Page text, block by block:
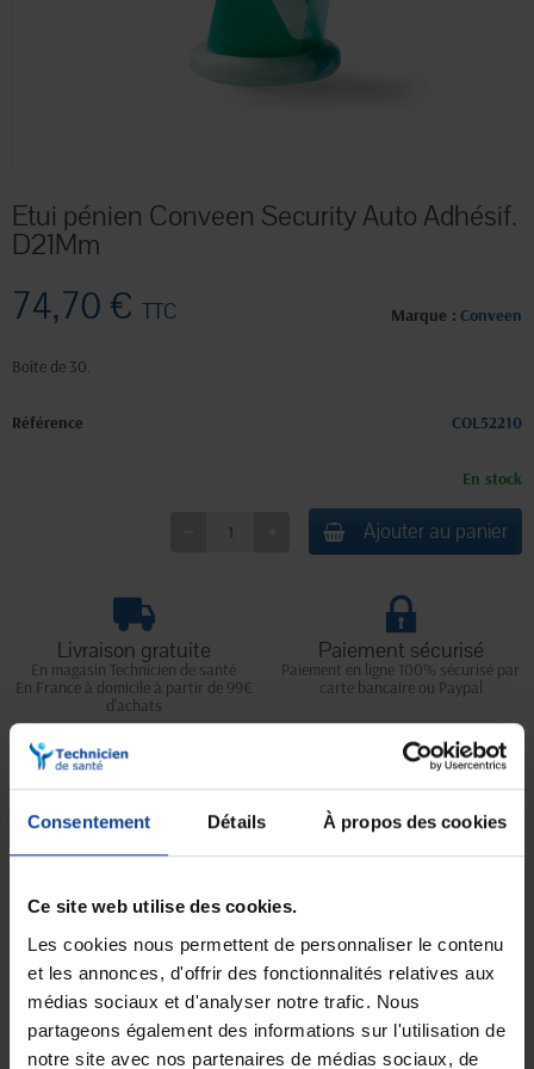
Consentement Détails À propos des cookies
Ce site web utilise des cookies.
Les cookies nous permettent de personnaliser le contenu
et les annonces, d'offrir des fonctionnalités relatives aux
médias sociaux et d'analyser notre trafic. Nous
partageons également des informations sur l'utilisation de
notre site avec nos partenaires de médias sociaux, de
Etui pénien Conveen Security Auto Adhésif.
D21Mm
Marque : Conveen
74,70 € TTC
Boîte de 30.
Référence COL52210
En stock
Ajouter au panier
Livraison gratuite
En magasin Technicien de santé
En France à domicile à partir de 99€
d'achats
Paiement sécurisé
Paiement en ligne 100% sécurisé par
carte bancaire ou Paypal
Expédition
soignée et discrète
Service client
Lundi au jeudi : 9h à 12h30 - 13h30 à
Description
Les étuis péniens Conveen Security et Conveen Security Specific
• Un applicateur et une languette pour une pose homogène.